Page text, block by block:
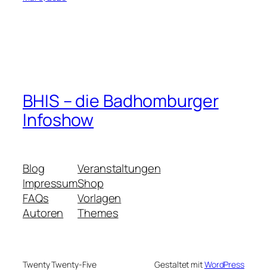
BHIS – die Badhomburger
Infoshow
Blog
Impressum
FAQs
Autoren
Veranstaltungen
Shop
Vorlagen
Themes
Twenty Twenty-Five Gestaltet mitWordPress